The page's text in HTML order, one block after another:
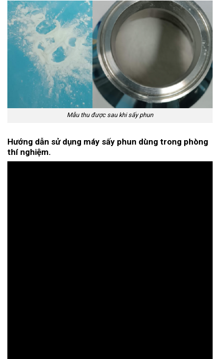
Mẫu thu được sau khi sấy phun
Hướng dẫn sử dụng máy sấy phun dùng trong phòng
thí nghiệm.